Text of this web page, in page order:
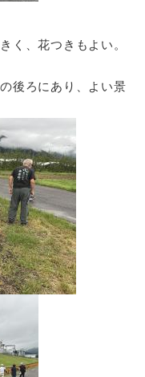
、花つきもよい。
ろにあり、よい景